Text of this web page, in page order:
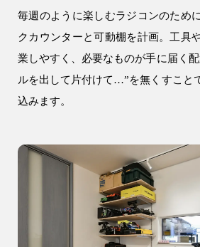
毎週のように楽しむラジコンのため
クカウンターと可動棚を計画。工具
業しやすく、必要なものが手に届く
ルを出して片付けて…”を無くすこと
込みます。